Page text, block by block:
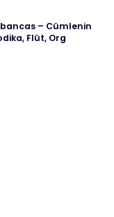
– Cümlenin
Flüt, Org